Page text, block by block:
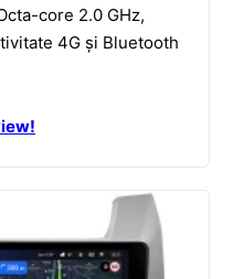
core 2.0 GHz,
4G și Bluetooth